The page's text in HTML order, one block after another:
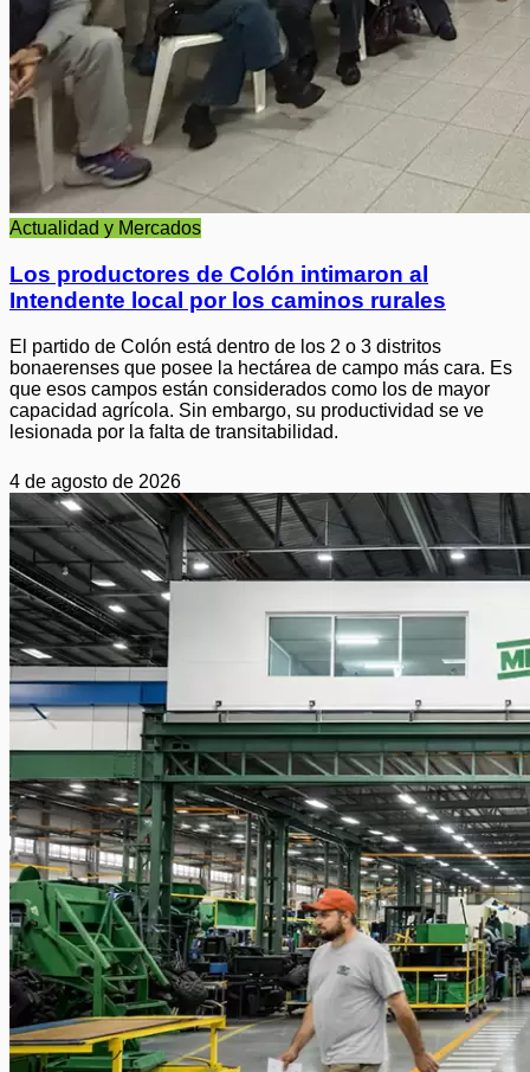
Actualidad y Mercados
Los productores de Colón intimaron al
Intendente local por los caminos rurales
El partido de Colón está dentro de los 2 o 3 distritos
bonaerenses que posee la hectárea de campo más cara. Es
que esos campos están considerados como los de mayor
capacidad agrícola. Sin embargo, su productividad se ve
lesionada por la falta de transitabilidad.
4 de agosto de 2026